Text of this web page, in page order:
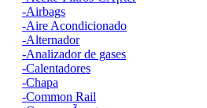
-Airbags
-Aire Acondicionado
-Alternador
-Analizador de gases
-Calentadores
-Chapa
-Common Rail